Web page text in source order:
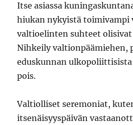
Itse asiassa
hiukan nykyistä toimivampi
valtioelinten suhteet
Nihkeily valtionpäämiehen,
eduskunnan
pois.
Valtiolliset seremoniat,
itsenäisyyspäivän